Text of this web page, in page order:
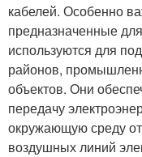
кабелей. Особенно
предназначенные
используются для
районов,
объектов. Они
передачу
окружающую среду от
воздушных линий